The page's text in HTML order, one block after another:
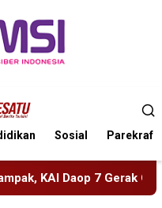
Sosial Parekraf
Layanan PMR